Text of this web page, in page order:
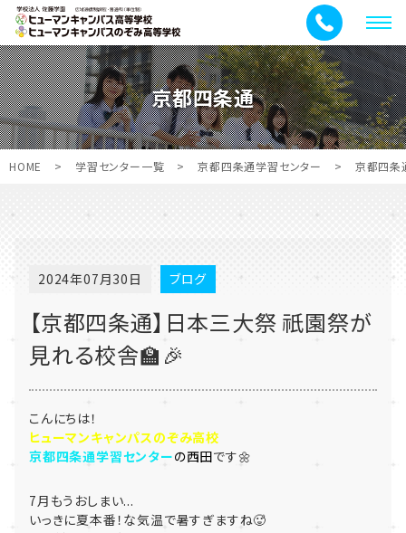
メ
ニ
ュ
ー
京都四条通
HOME > 学習センター一覧 > 京都四条通学習センター > 京都四条
2024年07月30日 ブログ
【京都四条通】日本三大祭 祇園祭が
見れる校舎🏫🎉
こんにちは！
ヒューマンキャンパスのぞみ高校
京都四条通学習センターの西田です🌼
7月もうおしまい...
いっきに夏本番！な気温で暑すぎますね🥵